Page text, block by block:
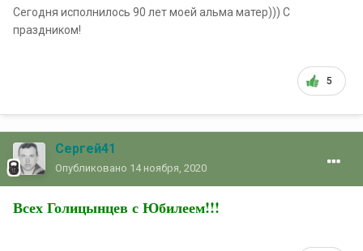
Сегодня исполнилось 90 лет моей альма матер))) С
праздником!
5
Сергей41
Опубликовано 14 ноября, 2020
Всех Голицынцев с Юбилеем!!!